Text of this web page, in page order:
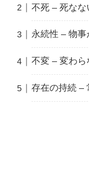
不死 – 死なな
永続性 – 物事
不変 – 変わら
存在の持続 –